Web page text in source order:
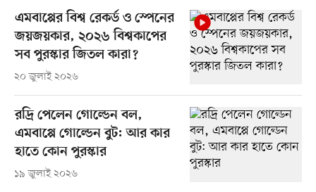
এমবাপ্পের বিশ্ব রেকর্ড ও স্পেনের
জয়জয়কার, ২০২৬ বিশ্বকাপের
সব পুরস্কার জিতল কারা?
২০ জুলাই ২০২৬
রদ্রি পেলেন গোল্ডেন বল,
এমবাপ্পে গোল্ডেন বুট: আর কার
হাতে কোন পুরস্কার
১৯ জুলাই ২০২৬